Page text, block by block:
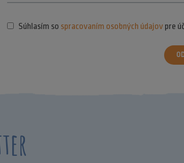
Súhlasím so spracovaním osobných údajovpre